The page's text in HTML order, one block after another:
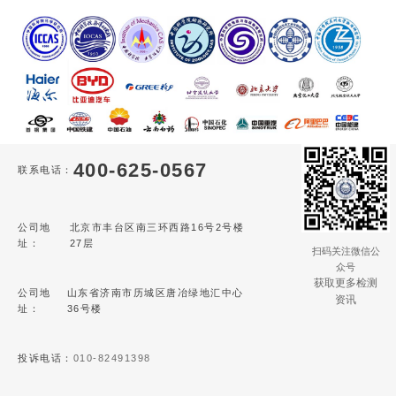
联系电话： 400-625-0567
公司地
址：
北京市丰台区南三环西路16号2号楼
27层
公司地
址：
山东省济南市历城区唐冶绿地汇中心
36号楼
投诉电话： 010-82491398
扫码关注微信公
众号
获取更多检测
资讯